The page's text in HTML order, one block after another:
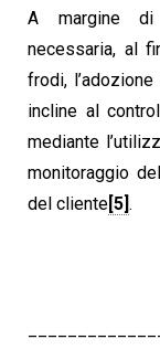
A margine di
necessaria, al
frodi,
incline al
mediante
monitoraggio
del cliente[5].